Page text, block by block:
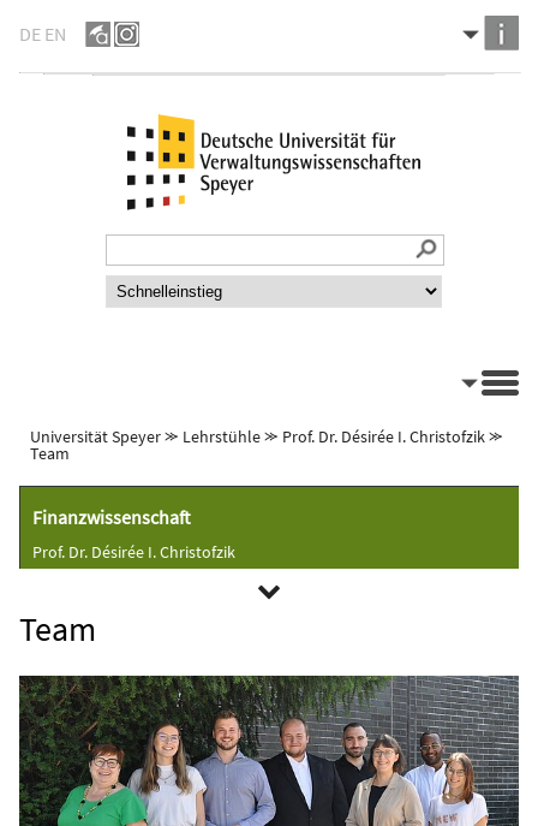
DE EN
Universität Speyer⪼ Lehrstühle⪼ Prof. Dr. Désirée I. Christofzik⪼
Team
Finanzwissenschaft
Prof. Dr. Désirée I. Christofzik
Team